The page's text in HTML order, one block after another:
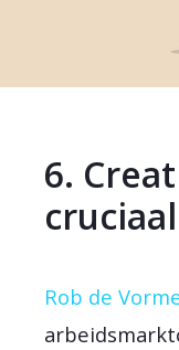
6.
cruciaal
Rob de